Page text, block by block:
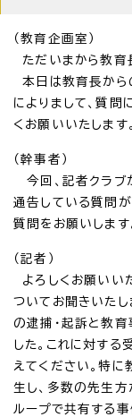
（教育企画室）
ただいまから教育
本日は教育長から
によりまして、質問
くお願いいたします。
（幹事者）
今回、記者クラブ
通告している質問が
質問をお願いします
（記者）
よろしくお願いい
ついてお聞きいた
の逮捕・起訴と教
した。これに対す
えてください。特
生し、多数の先生方
ループで共有する